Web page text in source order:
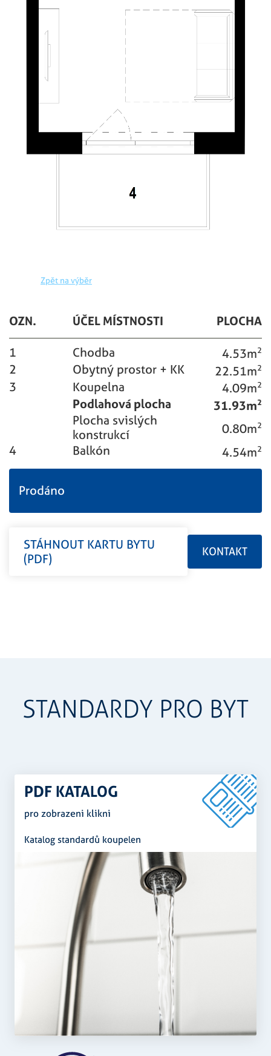
Zpět na výběr
OZN. ÚČEL MÍSTNOSTI
PLOCHA
1
Chodba 4.53m2
2 Obytný prostor + KK 22.51m2
3 Koupelna 4.09m2
Podlahová plocha 31.93m2
Plocha svislých
konstrukcí
0.80m2
4 Balkón 4.54m2
Prodáno
STÁHNOUT KARTU BYTU
(PDF)
KONTAKT
STANDARDY PRO BYT
PDF KATALOG
pro zobrazeni klikni
Katalog standardů koupelen